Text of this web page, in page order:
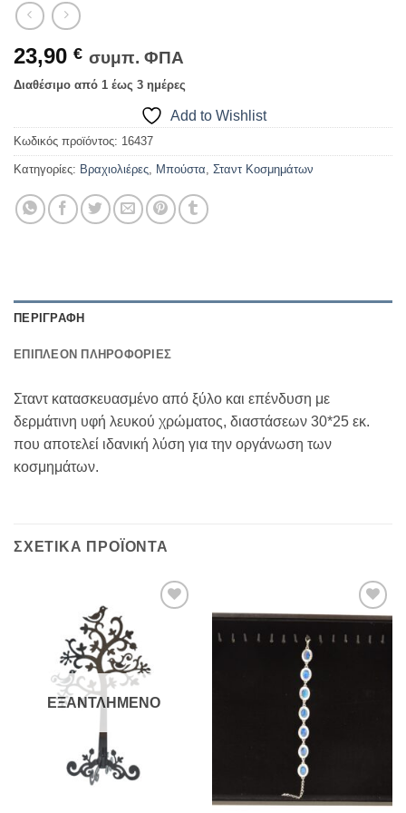
23,90 € συμπ. ΦΠΑ
Διαθέσιμο από 1 έως 3 ημέρες
Add to Wishlist
Κωδικός προϊόντος: 16437
Κατηγορίες: Βραχιολιέρες Μπούστα Σταντ Κοσμημάτων
ΠΕΡΙΓΡΑΦΉ
ΕΠΙΠΛΈΟΝ ΠΛΗΡΟΦΟΡΊΕΣ
Σταντ κατασκευασμένο από ξύλο και επένδυση με
δερμάτινη υφή λευκού χρώματος, διαστάσεων 30*25 εκ.
που αποτελεί ιδανική λύση για την οργάνωση των
κοσμημάτων.
ΣΧΕΤΙΚΆ ΠΡΟΪΌΝΤΑ
ΕΞΑΝΤΛΗΜΈΝΟ
Add to
Wishlist